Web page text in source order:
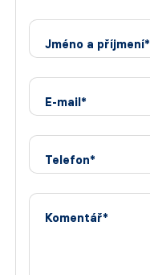
Jméno a příjmení*
E-mail*
Telefon*
Komentář*